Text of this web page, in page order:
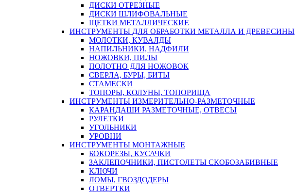
ДИСКИ ОТРЕЗНЫЕ
ДИСКИ ШЛИФОВАЛЬНЫЕ
ЩЕТКИ МЕТАЛЛИЧЕСКИЕ
ИНСТРУМЕНТЫ ДЛЯ ОБРАБОТКИ МЕТАЛЛА И ДРЕВЕСИНЫ
МОЛОТКИ, КУВАЛДЫ
НАПИЛЬНИКИ, НАДФИЛИ
НОЖОВКИ, ПИЛЫ
ПОЛОТНО ДЛЯ НОЖОВОК
СВЕРЛА, БУРЫ, БИТЫ
СТАМЕСКИ
ТОПОРЫ, КОЛУНЫ, ТОПОРИЩА
ИНСТРУМЕНТЫ ИЗМЕРИТЕЛЬНО-РАЗМЕТОЧНЫЕ
КАРАНДАШИ РАЗМЕТОЧНЫЕ, ОТВЕСЫ
РУЛЕТКИ
УГОЛЬНИКИ
УРОВНИ
ИНСТРУМЕНТЫ МОНТАЖНЫЕ
БОКОРЕЗЫ, КУСАЧКИ
ЗАКЛЕПОЧНИКИ, ПИСТОЛЕТЫ СКОБОЗАБИВНЫЕ
КЛЮЧИ
ЛОМЫ, ГВОЗДОДЕРЫ
ОТВЕРТКИ